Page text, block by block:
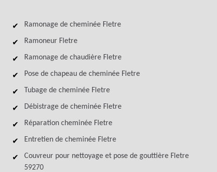
Ramonage de cheminée Fletre
Ramoneur Fletre
Ramonage de chaudière Fletre
Pose de chapeau de cheminée Fletre
Tubage de cheminée Fletre
Débistrage de cheminée Fletre
Réparation cheminée Fletre
Entretien de cheminée Fletre
Couvreur pour nettoyage et pose de gouttière Fletre
59270